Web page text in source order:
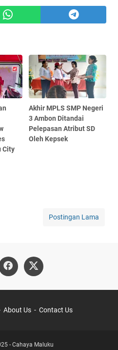
City
Akhir MPLS SMP Negeri
3 Ambon Ditandai
Pelepasan Atribut SD
Oleh Kepsek
Postingan Lama
About Us Contact Us
- Cahaya Maluku